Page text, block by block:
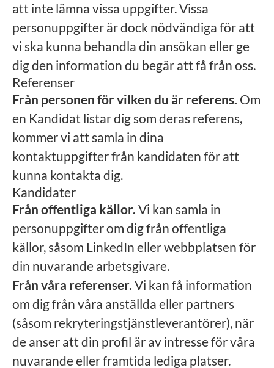
att inte lämna vissa uppgifter. Vissa
personuppgifter är dock nödvändiga för att
vi ska kunna behandla din ansökan eller ge
dig den information du begär att få från oss.
Referenser
Från personen för vilken du är referens. Om
en Kandidat listar dig som deras referens,
kommer vi att samla in dina
kontaktuppgifter från kandidaten för att
kunna kontakta dig.
Kandidater
Från offentliga källor. Vi kan samla in
personuppgifter om dig från offentliga
källor, såsom LinkedIn eller webbplatsen för
din nuvarande arbetsgivare.
Från våra referenser. Vi kan få information
om dig från våra anställda eller partners
(såsom rekryteringstjänstleverantörer), när
de anser att din profil är av intresse för våra
nuvarande eller framtida lediga platser.